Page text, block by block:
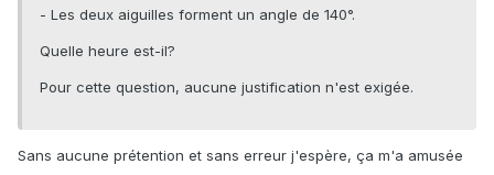
- Les deux aiguilles forment un angle de 140°.
Quelle heure est-il?
Pour cette question, aucune justification n'est exigée.
Sans aucune prétention et sans erreur j'espère, ça m'a amusée